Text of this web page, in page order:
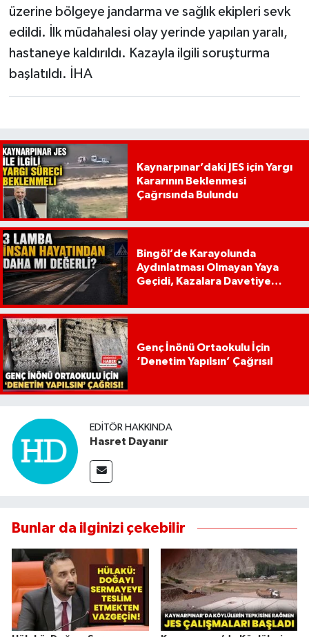
üzerine bölgeye jandarma ve sağlık ekipleri sevk
edildi. İlk müdahalesi olay yerinde yapılan yaralı,
hastaneye kaldırıldı. Kazayla ilgili soruşturma
başlatıldı. İHA
Kaynarpınar’daki JES için Yargı
Kararının Beklenmesi
Çağrısında Bulundu
Bingöl’de Karayolunda
Aydınlatması Olmayan Yaya
Geçidi, Kazalara Davetiye
Genç İnönü Ortaokulu İçin
‘Denetim Yapılsın’ Çağrısı!
EDITÖR HAKKINDA
Hasret Dayanır
Bunlar da ilginizi çekebilir
YEDİSU